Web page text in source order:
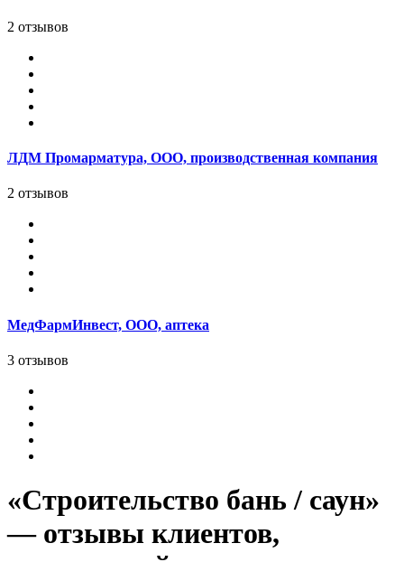
2 отзывов
ЛДМ Промарматура, ООО, производственная компания
2 отзывов
МедФармИнвест, ООО, аптека
3 отзывов
«Строительство бань / саун»
— отзывы клиентов,